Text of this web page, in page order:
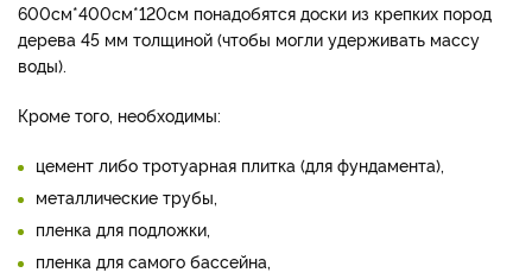
600см*400см*120см понадобятся доски из крепких пород
дерева 45 мм толщиной (чтобы могли удерживать массу
воды).
Кроме того, необходимы:
цемент либо тротуарная плитка (для фундамента),
металлические трубы,
пленка для подложки,
пленка для самого бассейна,